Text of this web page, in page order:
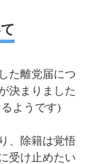
た離党届につ
決まりました
ようです)
、除籍は覚悟
受け止めたい